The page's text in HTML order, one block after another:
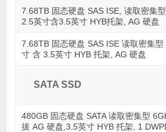
7.68TB 固态硬盘 SAS ISE, 读取密集
2.5英寸含3.5英寸 HYB托架, AG 硬盘
7.68TB 固态硬盘 SAS ISE 读取密集
寸 含 3.5英寸 HYB 托架, AG 硬盘
SATA SSD
480GB 固态硬盘 SATA 读取密集型
拔 AG 硬盘,3.5英寸 HYB 托架, 1